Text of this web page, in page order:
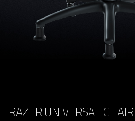
RAZER UNIVERSAL